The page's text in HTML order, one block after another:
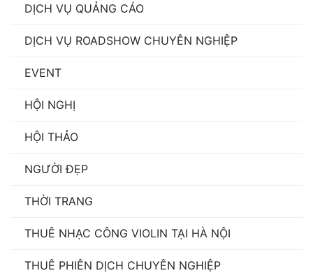
DỊCH VỤ QUẢNG CÁO
DỊCH VỤ ROADSHOW CHUYÊN NGHIỆP
EVENT
HỘI NGHỊ
HỘI THẢO
NGƯỜI ĐẸP
THỜI TRANG
THUÊ NHẠC CÔNG VIOLIN TẠI HÀ NỘI
THUÊ PHIÊN DỊCH CHUYÊN NGHIỆP